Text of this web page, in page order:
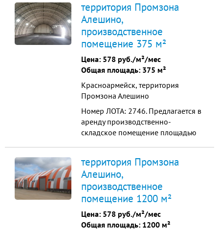
Помещение отапливаемое.
Потолки 4м. Полы бетон. Вьезд
через пандус. Мощности есть,
уточним по необходимому запросу.
доступность, удаленност...
территория Промзона
Алешино,
производственное
помещение 375 м²
Цена: 578 руб./м²/мес
Общая площадь: 375 м²
Красноармейск, территория
Промзона Алешино
Номер ЛОТА: 2746. Предлагается в
аренду производственно-
складское помещение площадью
Полы бетон. Окна стеклопластик.
Ворота металлические 3,5 м * 4 м.
Электрическая мощность до 500
кВт. Вода, отопление, канализация,
территория Промзона
Алешино,
производственное
помещение 1200 м²
Цена: 578 руб./м²/мес
Общая площадь: 1200 м²